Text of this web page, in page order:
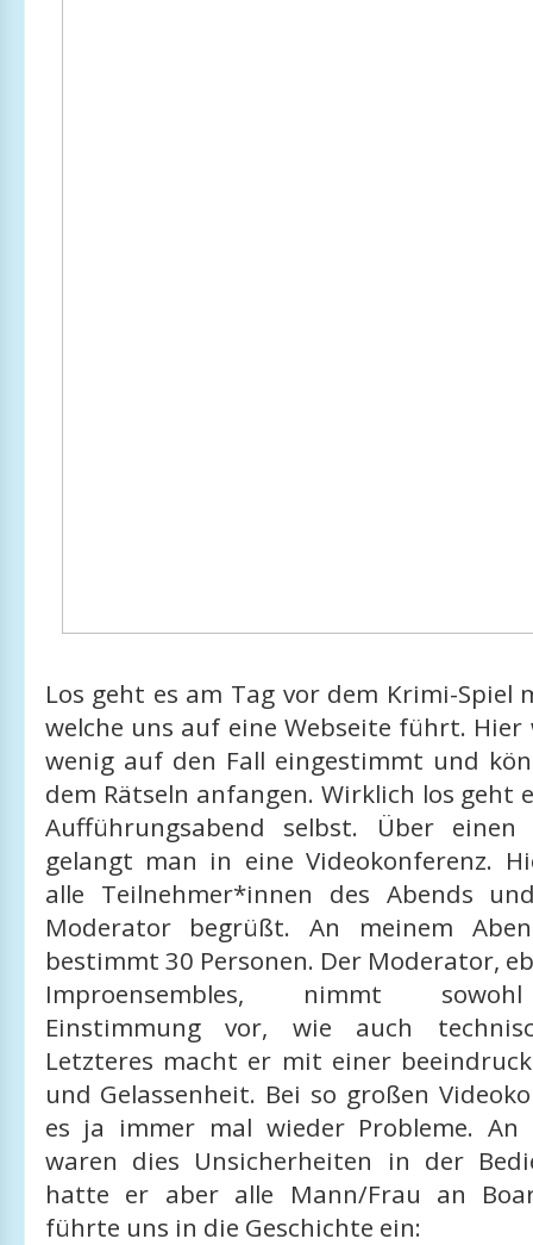
Los geht es am Tag vor dem Krimi-Spiel
welche uns auf eine Webseite führt.
wenig auf den Fall eingestimmt und
dem Rätseln anfangen. Wirklich los geht
Aufführungsabend selbst. Über einen
gelangt man in eine Videokonferenz.
alle Teilnehmer*innen des Abends
Moderator begrüßt. An meinem
bestimmt 30 Personen. Der Moderator,
Improensembles, nimmt
Einstimmung vor, wie auch
Letzteres macht er mit einer
und Gelassenheit. Bei so großen
es ja immer mal wieder Probleme. An
waren dies Unsicherheiten in der
hatte er aber alle Mann/Frau an
führte uns in die Geschichte ein: